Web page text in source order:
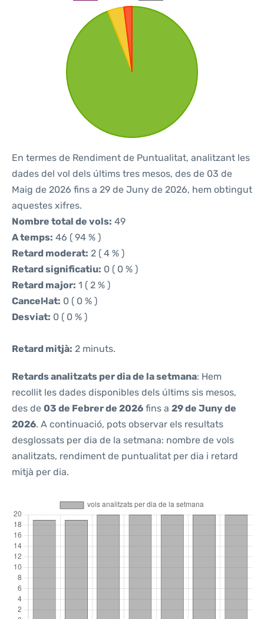
En termes de Rendiment de Puntualitat, analitzant les
dades del vol dels últims tres mesos, des de 03 de
Maig de 2026 fins a 29 de Juny de 2026, hem obtingut
aquestes xifres.
Nombre total de vols: 49
A temps: 46 ( 94 % )
Retard moderat: 2 ( 4 % )
Retard significatiu: 0 ( 0 % )
Retard major: 1 ( 2 % )
Cancel·lat: 0 ( 0 % )
Desviat: 0 ( 0 % )
Retard mitjà: 2 minuts.
Retards analitzats per dia de la setmana: Hem
recollit les dades disponibles dels últims sis mesos,
des de 03 de Febrer de 2026 fins a 29 de Juny de
2026. A continuació, pots observar els resultats
desglossats per dia de la setmana: nombre de vols
analitzats, rendiment de puntualitat per dia i retard
mitjà per dia.